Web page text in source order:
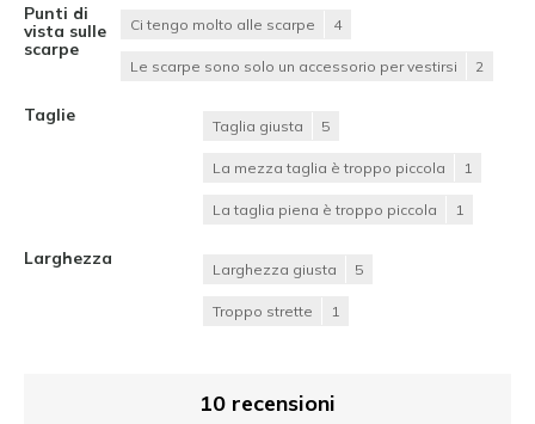
Punti di
vista sulle
scarpe
Ci tengo molto alle scarpe 4
Le scarpe sono solo un accessorio per vestirsi 2
Taglie
Taglia giusta 5
La mezza taglia è troppo piccola 1
La taglia piena è troppo piccola 1
Larghezza
Larghezza giusta 5
Troppo strette 1
10 recensioni